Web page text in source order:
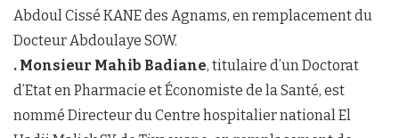
Abdoul Cissé KANE des Agnams, en remplacement du
Docteur Abdoulaye SOW.
. Monsieur Mahib Badiane, titulaire d’un Doctorat
d’Etat en Pharmacie et Économiste de la Santé, est
nommé Directeur du Centre hospitalier national El